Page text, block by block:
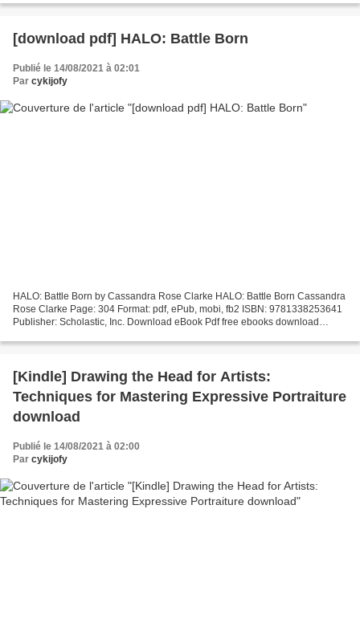
[download pdf] HALO: Battle Born
Publié le 14/08/2021 à 02:01
Par cykijofy
HALO: Battle Born by Cassandra Rose Clarke HALO: Battle Born Cassandra
Rose Clarke Page: 304 Format: pdf, ePub, mobi, fb2 ISBN: 9781338253641
Publisher: Scholastic, Inc. Download eBook Pdf free ebooks download
[Kindle] Drawing the Head for Artists:
Techniques for Mastering Expressive Portraiture
download
Publié le 14/08/2021 à 02:00
Par cykijofy